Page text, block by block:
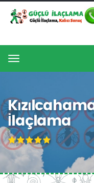
Menu
İlaçlama